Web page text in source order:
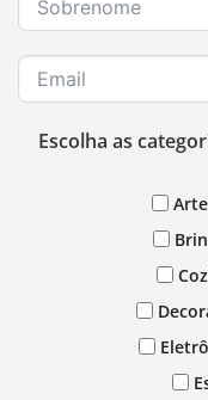
Escolha as